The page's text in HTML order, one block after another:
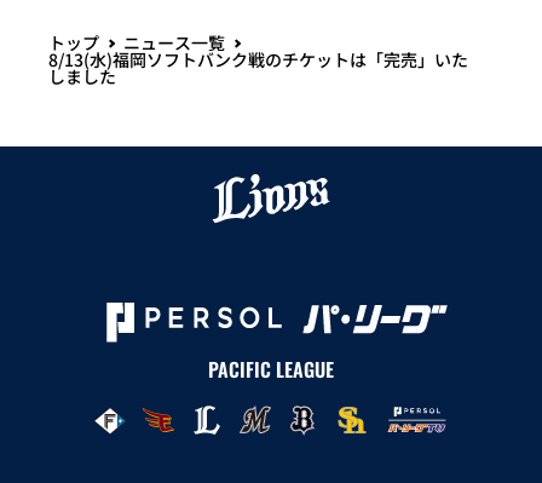
トップ ニュース一覧
8/13(水)福岡ソフトバンク戦のチケットは「完売」いた
しました
PACIFIC LEAGUE